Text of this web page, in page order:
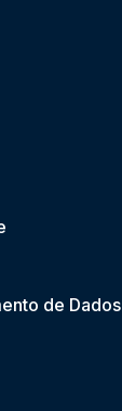
de Dados